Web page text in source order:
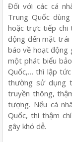
Đối với các cá
Trung Quốc
hoặc trực tiếp chi
động đến mặt trái
báo về hoạt động
một phát biểu
Quốc,… thì lập tức
thường sử dụng
truyền thông,
tượng. Nếu cá
Quốc, thì thậm
gây khó dễ.